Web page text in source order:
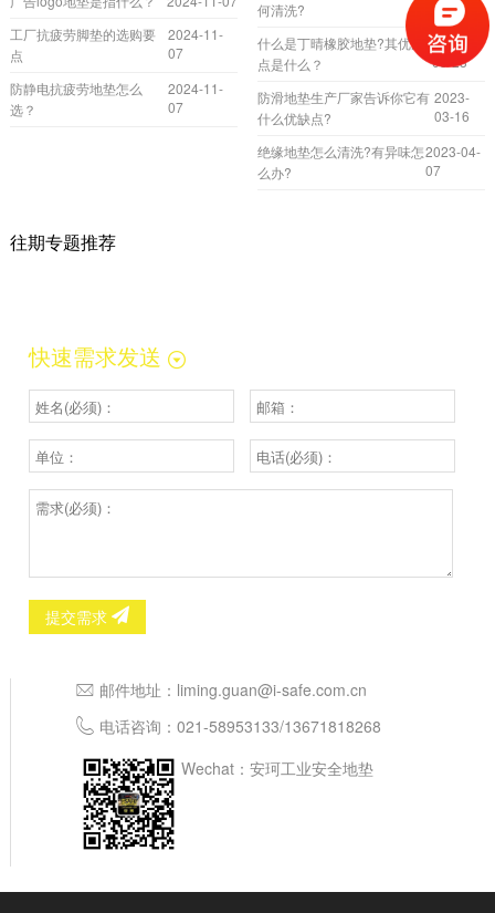
工厂抗疲劳脚垫的选购要
点
2024-11-
07
防静电抗疲劳地垫怎么
选？
2024-11-
07
何清洗?
27
什么是丁晴橡胶地垫?其优缺
点是什么？
2023-
03-23
防滑地垫生产厂家告诉你它有
什么优缺点?
2023-
03-16
绝缘地垫怎么清洗?有异味怎
么办?
2023-04-
07
往期专题推荐
快速需求发送
提交需求
邮件地址： liming.guan@i-safe.com.cn
电话咨询： 021-58953133/13671818268
Wechat：安珂工业安全地垫